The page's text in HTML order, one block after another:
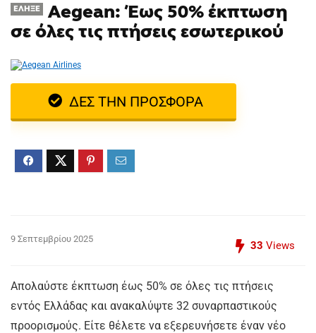
ΈΛΗΞΕ
Aegean: Έως 50% έκπτωση
σε όλες τις πτήσεις εσωτερικού
ΔΕΣ ΤΗΝ ΠΡΟΣΦΟΡΑ
9 Σεπτεμβρίου 2025
33 Views
Απολαύστε έκπτωση έως 50% σε όλες τις πτήσεις
εντός Ελλάδας και ανακαλύψτε 32 συναρπαστικούς
προορισμούς. Είτε θέλετε να εξερευνήσετε έναν νέο